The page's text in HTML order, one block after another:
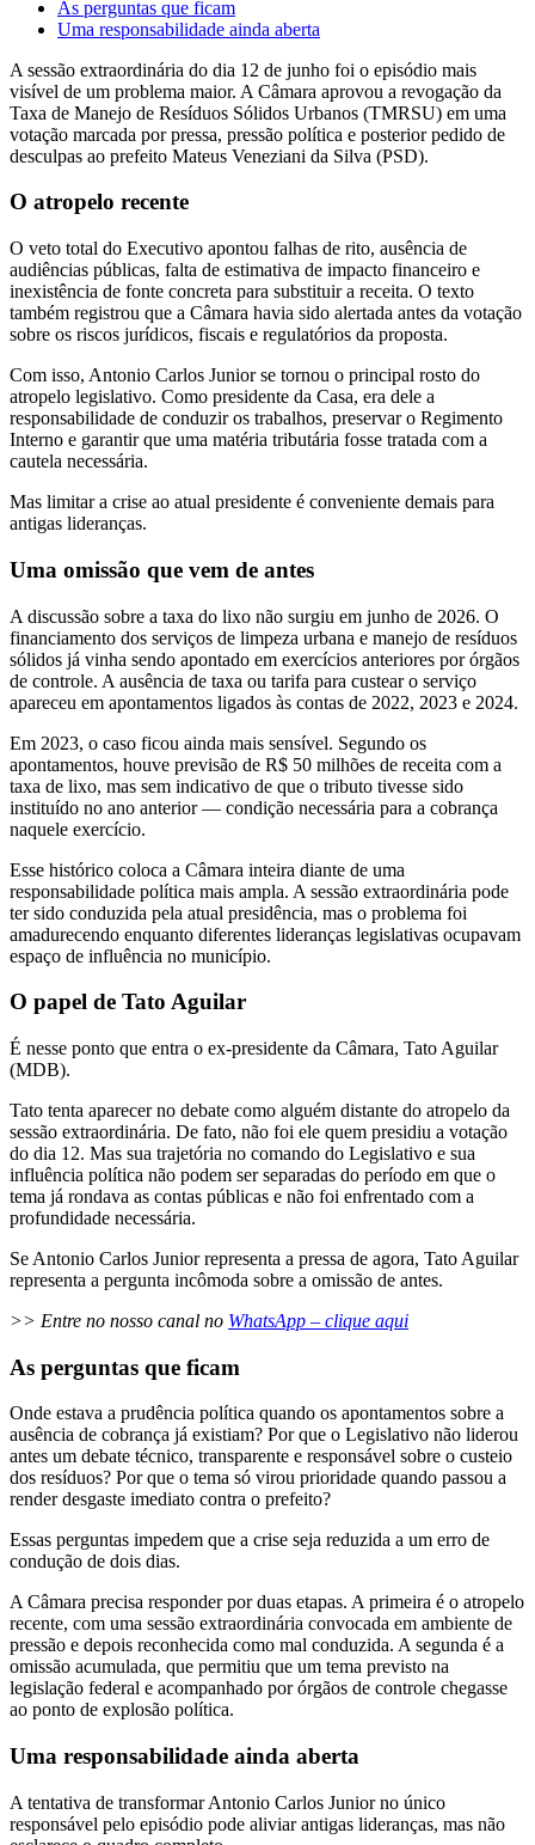
As perguntas que ficam
Uma responsabilidade ainda aberta
A sessão extraordinária do dia 12 de junho foi o episódio mais
visível de um problema maior. A Câmara aprovou a revogação da
Taxa de Manejo de Resíduos Sólidos Urbanos (TMRSU) em uma
votação marcada por pressa, pressão política e posterior pedido de
desculpas ao prefeito Mateus Veneziani da Silva (PSD).
O atropelo recente
O veto total do Executivo apontou falhas de rito, ausência de
audiências públicas, falta de estimativa de impacto financeiro e
inexistência de fonte concreta para substituir a receita. O texto
também registrou que a Câmara havia sido alertada antes da votação
sobre os riscos jurídicos, fiscais e regulatórios da proposta.
Com isso, Antonio Carlos Junior se tornou o principal rosto do
atropelo legislativo. Como presidente da Casa, era dele a
responsabilidade de conduzir os trabalhos, preservar o Regimento
Interno e garantir que uma matéria tributária fosse tratada com a
cautela necessária.
Mas limitar a crise ao atual presidente é conveniente demais para
antigas lideranças.
Uma omissão que vem de antes
A discussão sobre a taxa do lixo não surgiu em junho de 2026. O
financiamento dos serviços de limpeza urbana e manejo de resíduos
sólidos já vinha sendo apontado em exercícios anteriores por órgãos
de controle. A ausência de taxa ou tarifa para custear o serviço
apareceu em apontamentos ligados às contas de 2022, 2023 e 2024.
Em 2023, o caso ficou ainda mais sensível. Segundo os
apontamentos, houve previsão de R$ 50 milhões de receita com a
taxa de lixo, mas sem indicativo de que o tributo tivesse sido
instituído no ano anterior — condição necessária para a cobrança
naquele exercício.
Esse histórico coloca a Câmara inteira diante de uma
responsabilidade política mais ampla. A sessão extraordinária pode
ter sido conduzida pela atual presidência, mas o problema foi
amadurecendo enquanto diferentes lideranças legislativas ocupavam
espaço de influência no município.
O papel de Tato Aguilar
É nesse ponto que entra o ex-presidente da Câmara, Tato Aguilar
(MDB).
Tato tenta aparecer no debate como alguém distante do atropelo da
sessão extraordinária. De fato, não foi ele quem presidiu a votação
do dia 12. Mas sua trajetória no comando do Legislativo e sua
influência política não podem ser separadas do período em que o
tema já rondava as contas públicas e não foi enfrentado com a
profundidade necessária.
Se Antonio Carlos Junior representa a pressa de agora, Tato Aguilar
representa a pergunta incômoda sobre a omissão de antes.
>> Entre no nosso canal no WhatsApp – clique aqui
As perguntas que ficam
Onde estava a prudência política quando os apontamentos sobre a
ausência de cobrança já existiam? Por que o Legislativo não liderou
antes um debate técnico, transparente e responsável sobre o custeio
dos resíduos? Por que o tema só virou prioridade quando passou a
render desgaste imediato contra o prefeito?
Essas perguntas impedem que a crise seja reduzida a um erro de
condução de dois dias.
A Câmara precisa responder por duas etapas. A primeira é o atropelo
recente, com uma sessão extraordinária convocada em ambiente de
pressão e depois reconhecida como mal conduzida. A segunda é a
omissão acumulada, que permitiu que um tema previsto na
legislação federal e acompanhado por órgãos de controle chegasse
ao ponto de explosão política.
Uma responsabilidade ainda aberta
A tentativa de transformar Antonio Carlos Junior no único
responsável pelo episódio pode aliviar antigas lideranças, mas não